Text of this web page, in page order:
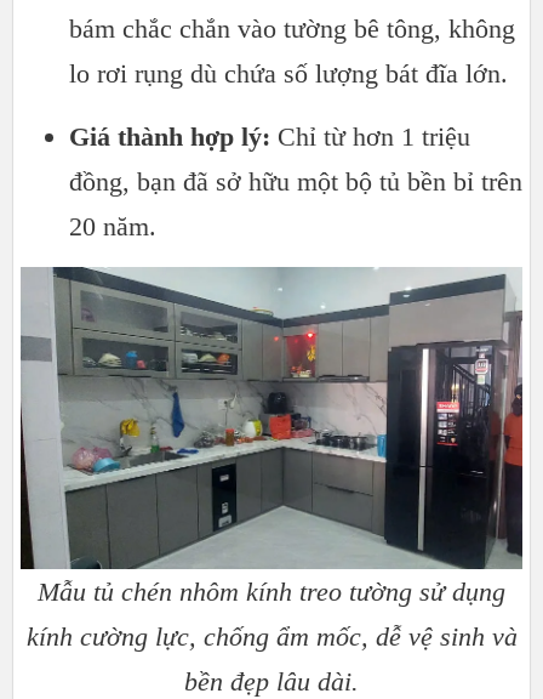
bám chắc chắn vào tường bê tông, không
lo rơi rụng dù chứa số lượng bát đĩa lớn.
Giá thành hợp lý: Chỉ từ hơn 1 triệu
đồng, bạn đã sở hữu một bộ tủ bền bỉ trên
20 năm.
Mẫu tủ chén nhôm kính treo tường sử dụng
kính cường lực, chống ẩm mốc, dễ vệ sinh và
bền đẹp lâu dài.